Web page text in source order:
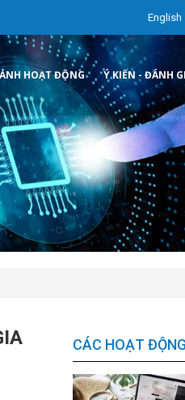
English
HOẠT ĐỘNG Ý KIẾN - ĐÁNH
CÁC HOẠT